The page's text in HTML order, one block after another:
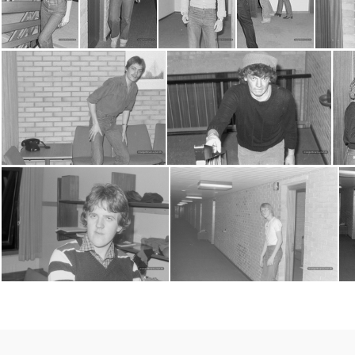
2016-07-13-0010 2016-07-13-0011 2016-07-13-0012
2016-07-13-0025 2016-07-13-0026